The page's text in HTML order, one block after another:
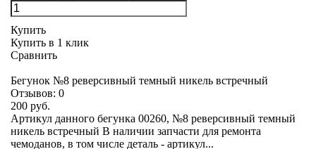
Купить
Купить в 1 клик
Сравнить
Бегунок №8 реверсивный темный никель встречный
Отзывов: 0
200 руб.
Артикул данного бегунка 00260, №8 реверсивный темный
никель встречный В наличии запчасти для ремонта
чемоданов, в том числе деталь - артикул...